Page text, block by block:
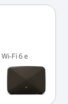
6 e